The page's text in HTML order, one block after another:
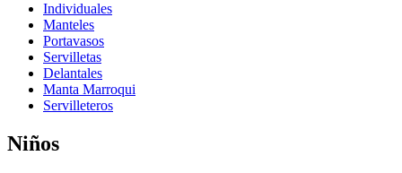
Individuales
Manteles
Portavasos
Servilletas
Delantales
Manta Marroqui
Servilleteros
Niños